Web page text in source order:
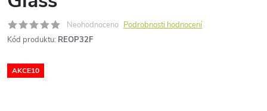
Neohodnoceno Podrobnosti hodnocení
Kód produktu: REOP32F
AKCE10